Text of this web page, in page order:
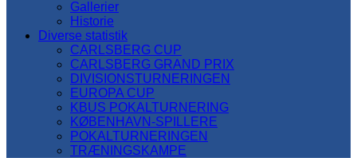
Gallerier
Historie
Diverse statistik
CARLSBERG CUP
CARLSBERG GRAND PRIX
DIVISIONSTURNERINGEN
EUROPA CUP
KBUS POKALTURNERING
KØBENHAVN-SPILLERE
POKALTURNERINGEN
TRÆNINGSKAMPE